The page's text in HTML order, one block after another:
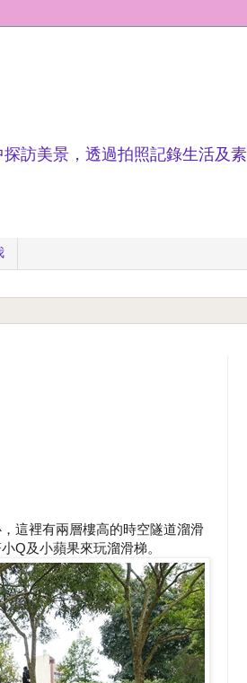
訪美景，透過拍照記錄生活及
這裡有兩層樓高的時空隧道溜滑
Q及小蘋果來玩溜滑梯。